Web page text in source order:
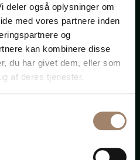
deler også oplysninger om
med vores partnere inden
og
kan kombinere disse
du har givet dem, eller som
af deres tjenester.